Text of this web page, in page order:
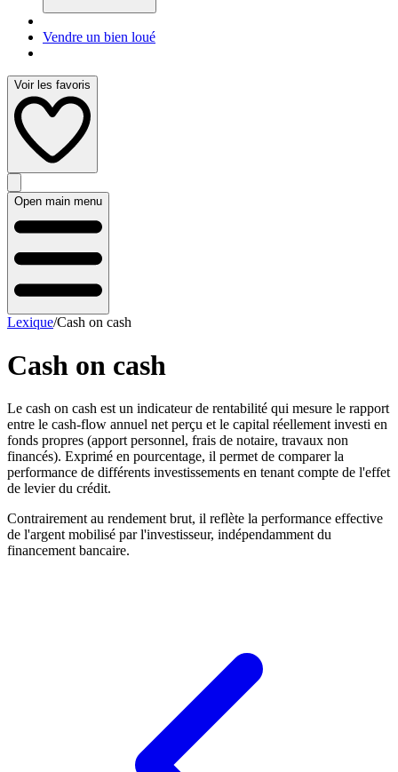
Vendre un bien loué
Voir les favoris
Open main menu
Lexique/Cash on cash
Cash on cash
Le cash on cash est un indicateur de rentabilité qui mesure le rapport
entre le cash-flow annuel net perçu et le capital réellement investi en
fonds propres (apport personnel, frais de notaire, travaux non
financés). Exprimé en pourcentage, il permet de comparer la
performance de différents investissements en tenant compte de l'effet
de levier du crédit.
Contrairement au rendement brut, il reflète la performance effective
de l'argent mobilisé par l'investisseur, indépendamment du
financement bancaire.